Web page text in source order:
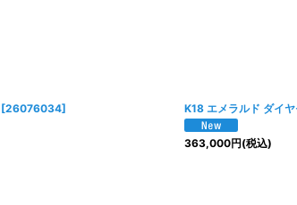
[26076034] K18 エメラルド ダイ
363,000円(税込)